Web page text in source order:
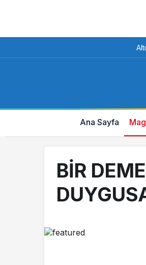
Ana Sayfa
BİR